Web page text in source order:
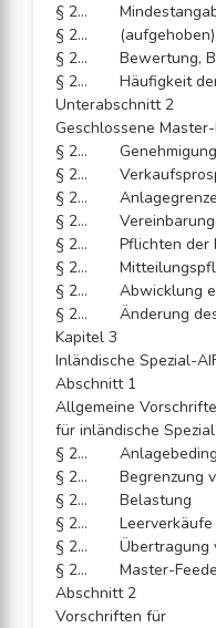
§ 269
§ 270
(aufgehoben)
§ 271
Bewertung,
§ 272
Unterabschnitt 2
Geschlossene
§ 272a
§ 272b
§ 272c
§ 272d
§ 272e
§ 272f
§ 272g
§ 272h
Änderung
Kapitel 3
Inländische Spezial-
Abschnitt 1
Allgemeine
für inländische
§ 273
§ 274
Begrenzung
§ 275
Belastung
§ 276
Leerverkäufe
§ 277
Übertragung
§ 277a
Master-
Abschnitt 2
Vorschriften für